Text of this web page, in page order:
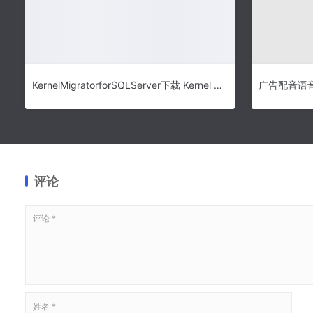
KernelMigratorforSQLServer下载 Kernel Migrator for SQL Server(数据库迁移软件) v19.9 免费安装版 广告配音语
评论